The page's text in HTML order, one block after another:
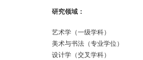
研究领域：
艺术学（一级学科）
美术与书法（专业学位）
设计学（交叉学科）